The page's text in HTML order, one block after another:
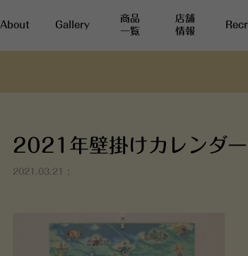
About Gallery
商品
一覧
店舗
情報
2021年壁掛けカレンダ
2021.03.21